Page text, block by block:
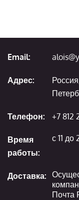
Email:
Адрес:
Телефон: +7 812
Время
работы:
с 11 до
Доставка:
Почта